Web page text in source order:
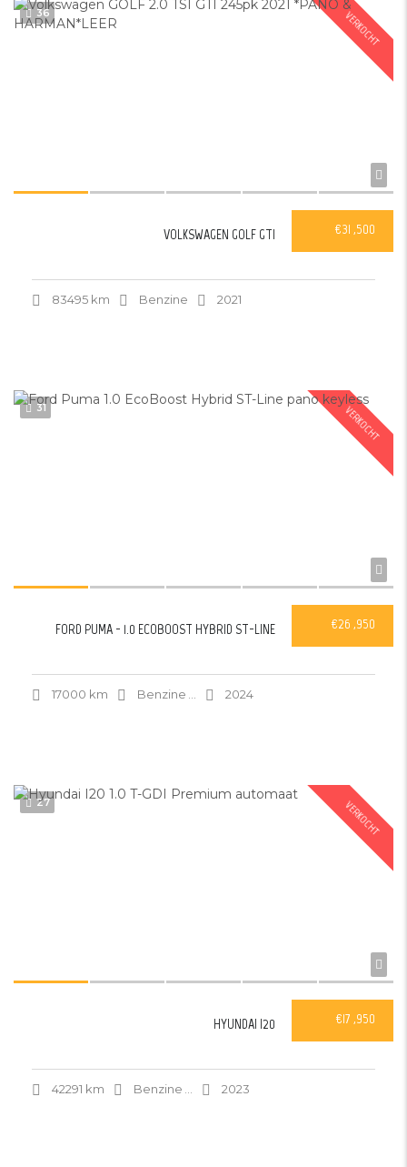
VERKOCHT
36
€31 ,500
VOLKSWAGEN GOLF GTI
83495 km Benzine 2021
VERKOCHT
31
€26 ,950
FORD PUMA - 1.0 ECOBOOST HYBRID ST-LINE
17000 km Benzine 2024
VERKOCHT
27
€17 ,950
HYUNDAI I20
42291 km Benzine 2023